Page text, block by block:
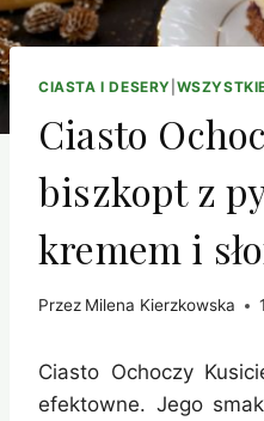
CIASTA I DESERY
Ciasto
biszkopt z
kremem i
Przez Milena Kierzkowska
Ciasto Ochoczy
efektowne. Jego